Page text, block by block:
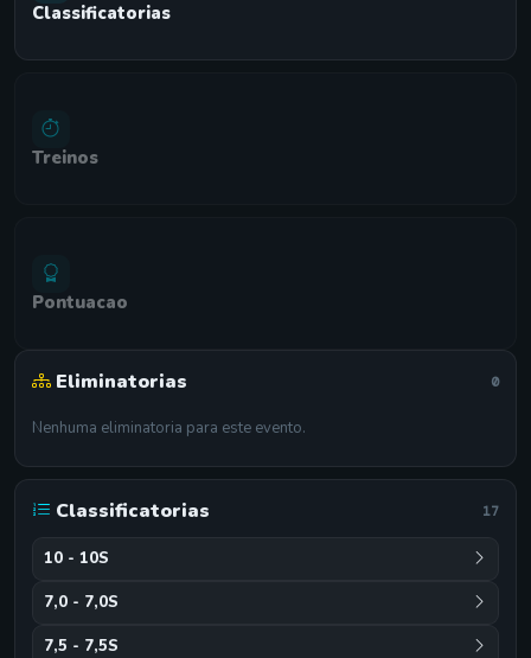
Classificatorias
Treinos
Pontuacao
Eliminatorias 0
Nenhuma eliminatoria para este evento.
Classificatorias 17
10 - 10S
7,0 - 7,0S
7,5 - 7,5S